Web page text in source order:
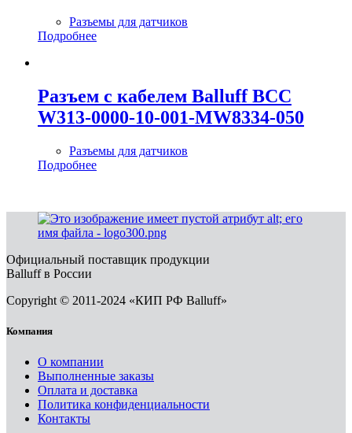
Разъемы для датчиков
Подробнее
Разъем с кабелем Balluff BCC
W313-0000-10-001-MW8334-050
Разъемы для датчиков
Подробнее
Официальный поставщик продукции
Balluff в России
Copyright © 2011-2024 «КИП РФ Balluff»
Компания
О компании
Выполненные заказы
Оплата и доставка
Политика конфиденциальности
Контакты